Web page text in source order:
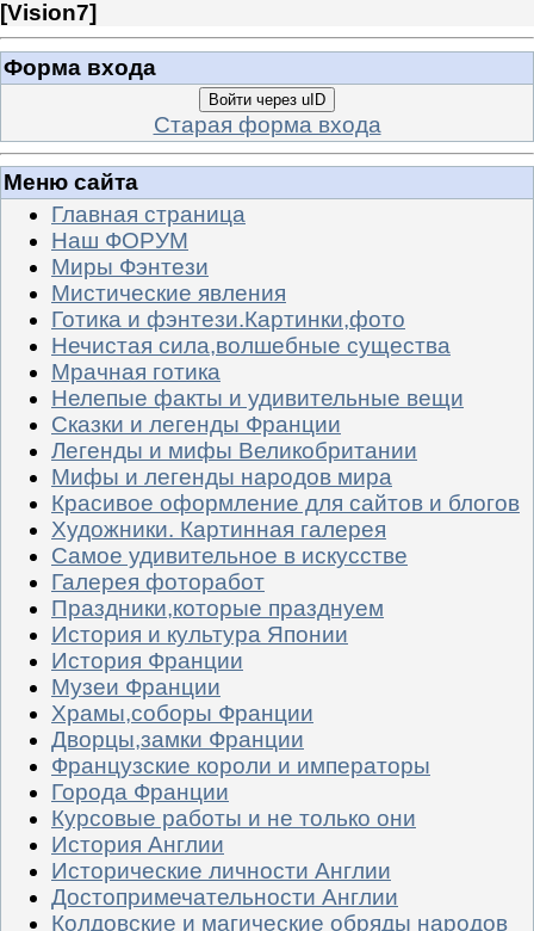
[Vision7]
Форма входа
Войти через uID
Старая форма входа
Меню сайта
Главная страница
Наш ФОРУМ
Миры Фэнтези
Мистические явления
Готика и фэнтези.Картинки,фото
Нечистая сила,волшебные существа
Мрачная готика
Нелепые факты и удивительные вещи
Сказки и легенды Франции
Легенды и мифы Великобритании
Мифы и легенды народов мира
Красивое оформление для сайтов и блогов
Художники. Картинная галерея
Самое удивительное в искусстве
Галерея фоторабот
Праздники,которые празднуем
История и культура Японии
История Франции
Музеи Франции
Храмы,соборы Франции
Дворцы,замки Франции
Французские короли и императоры
Города Франции
Курсовые работы и не только они
История Англии
Исторические личности Англии
Достопримечательности Англии
Колдовские и магические обряды народов